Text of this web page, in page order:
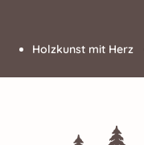
Holzkunst mit Herz